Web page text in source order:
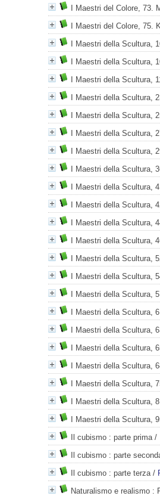
I Maestri del Colore, 73.
I Maestri del Colore, 75.
I Maestri della Scultura,
I Maestri della Scultura,
I Maestri della Scultura,
I Maestri della Scultura,
I Maestri della Scultura,
I Maestri della Scultura,
I Maestri della Scultura,
I Maestri della Scultura,
I Maestri della Scultura,
I Maestri della Scultura,
I Maestri della Scultura,
I Maestri della Scultura,
I Maestri della Scultura,
I Maestri della Scultura,
I Maestri della Scultura,
I Maestri della Scultura,
I Maestri della Scultura,
I Maestri della Scultura,
I Maestri della Scultura,
I Maestri della Scultura,
I Maestri della Scultura,
I Maestri della Scultura,
Il cubismo : parte prima/
Il cubismo : parte
Il cubismo : parte terza/
Naturalismo e realismo :